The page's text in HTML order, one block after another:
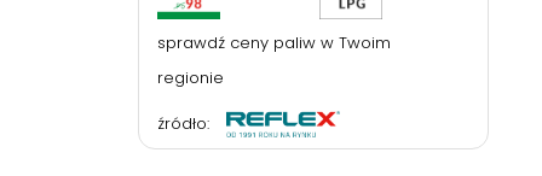
sprawdź ceny paliw w Twoim
regionie
źródło: